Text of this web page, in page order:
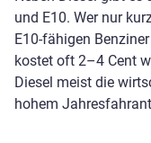
und E10. Wer nur
E10-fähigen
kostet oft 2–4 Cent
Diesel meist die
hohem